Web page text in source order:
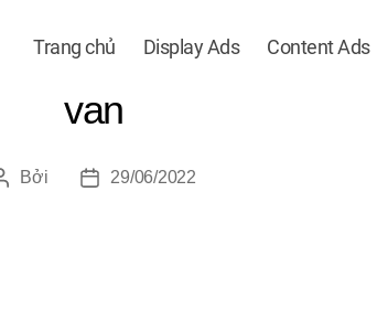
Trang chủ Display Ads Content Ads
van
TácBởi
Ngày29/06/2022